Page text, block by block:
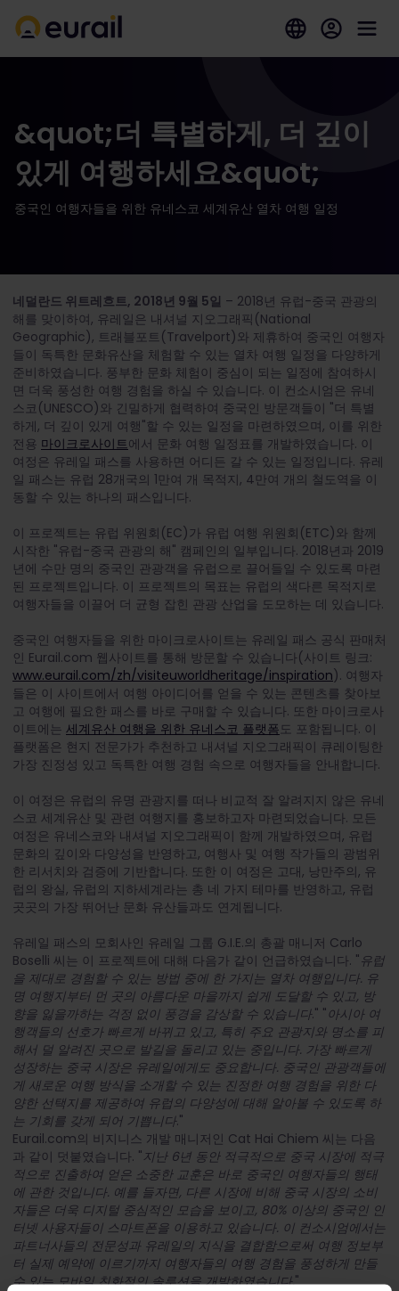
&quot;더 특별하게, 더 깊이
있게 여행하세요&quot;
중국인 여행자들을 위한 유네스코 세계유산 열차 여행 일정
네덜란드 위트레흐트, 2018년 9월 5일 – 2018년 유럽-중국 관광의
해를 맞이하여, 유레일은 내셔널 지오그래픽(National
Geographic), 트래블포트(Travelport)와 제휴하여 중국인 여행자
들이 독특한 문화유산을 체험할 수 있는 열차 여행 일정을 다양하게
준비하였습니다. 풍부한 문화 체험이 중심이 되는 일정에 참여하시
면 더욱 풍성한 여행 경험을 하실 수 있습니다. 이 컨소시엄은 유네
스코(UNESCO)와 긴밀하게 협력하여 중국인 방문객들이 "더 특별
하게, 더 깊이 있게 여행"할 수 있는 일정을 마련하였으며, 이를 위한
전용 마이크로사이트에서 문화 여행 일정표를 개발하였습니다. 이
여정은 유레일 패스를 사용하면 어디든 갈 수 있는 일정입니다. 유레
일 패스는 유럽 28개국의 1만여 개 목적지, 4만여 개의 철도역을 이
동할 수 있는 하나의 패스입니다.
이 프로젝트는 유럽 위원회(EC)가 유럽 여행 위원회(ETC)와 함께
시작한 "유럽-중국 관광의 해" 캠페인의 일부입니다. 2018년과 2019
년에 수만 명의 중국인 관광객을 유럽으로 끌어들일 수 있도록 마련
된 프로젝트입니다. 이 프로젝트의 목표는 유럽의 색다른 목적지로
여행자들을 이끌어 더 균형 잡힌 관광 산업을 도모하는 데 있습니다.
중국인 여행자들을 위한 마이크로사이트는 유레일 패스 공식 판매처
인 Eurail.com 웹사이트를 통해 방문할 수 있습니다(사이트 링크:
www.eurail.com/zh/visiteuworldheritage/inspiration). 여행자
들은 이 사이트에서 여행 아이디어를 얻을 수 있는 콘텐츠를 찾아보
고 여행에 필요한 패스를 바로 구매할 수 있습니다. 또한 마이크로사
이트에는 세계유산 여행을 위한 유네스코 플랫폼 도 포함됩니다. 이
플랫폼은 현지 전문가가 추천하고 내셔널 지오그래픽이 큐레이팅한
가장 진정성 있고 독특한 여행 경험 속으로 여행자들을 안내합니다.
이 여정은 유럽의 유명 관광지를 떠나 비교적 잘 알려지지 않은 유네
스코 세계유산 및 관련 여행지를 홍보하고자 마련되었습니다. 모든
여정은 유네스코와 내셔널 지오그래픽이 함께 개발하였으며, 유럽
문화의 깊이와 다양성을 반영하고, 여행사 및 여행 작가들의 광범위
한 리서치와 검증에 기반합니다. 또한 이 여정은 고대, 낭만주의, 유
럽의 왕실, 유럽의 지하세계라는 총 네 가지 테마를 반영하고, 유럽
곳곳의 가장 뛰어난 문화 유산들과도 연계됩니다.
유레일 패스의 모회사인 유레일 그룹 G.I.E.의 총괄 매니저 Carlo
Boselli 씨는 이 프로젝트에 대해 다음가 같이 언급하였습니다. "유럽
을 제대로 경험할 수 있는 방법 중에 한 가지는 열차 여행입니다. 유
명 여행지부터 먼 곳의 아름다운 마을까지 쉽게 도달할 수 있고, 방
향을 잃을까하는 걱정 없이 풍경을 감상할 수 있습니다." " 아시아 여
행객들의 선호가 빠르게 바뀌고 있고, 특히 주요 관광지와 명소를 피
해서 덜 알려진 곳으로 발길을 돌리고 있는 중입니다. 가장 빠르게
성장하는 중국 시장은 유레일에게도 중요합니다. 중국인 관광객들에
게 새로운 여행 방식을 소개할 수 있는 진정한 여행 경험을 위한 다
양한 선택지를 제공하여 유럽의 다양성에 대해 알아볼 수 있도록 하
는 기회를 갖게 되어 기쁩니다."
Eurail.com의 비지니스 개발 매니저인 Cat Hai Chiem 씨는 다음
과 같이 덧붙였습니다. "지난 6년 동안 적극적으로 중국 시장에 적극
적으로 진출하여 얻은 소중한 교훈은 바로 중국인 여행자들의 행태
에 관한 것입니다. 예를 들자면, 다른 시장에 비해 중국 시장의 소비
자들은 더욱 디지털 중심적인 모습을 보이고, 80% 이상의 중국인 인
터넷 사용자들이 스마트폰을 이용하고 있습니다. 이 컨소시엄에서는
파트너사들의 전문성과 유레일의 지식을 결합함으로써 여행 정보부
터 실제 예약에 이르기까지 여행자들의 여행 경험을 풍성하게 만들
수 있는 모바일 친화적인 솔루션을 개발하였습니다."